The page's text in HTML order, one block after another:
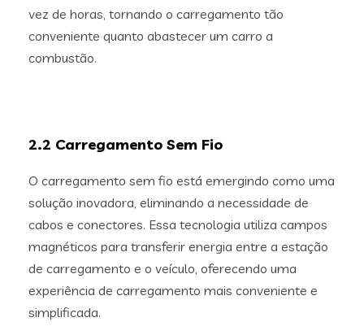
vez de horas, tornando o carregamento tão
conveniente quanto abastecer um carro a
combustão.
2.2 Carregamento Sem Fio
O carregamento sem fio está emergindo como uma
solução inovadora, eliminando a necessidade de
cabos e conectores. Essa tecnologia utiliza campos
magnéticos para transferir energia entre a estação
de carregamento e o veículo, oferecendo uma
experiência de carregamento mais conveniente e
simplificada.